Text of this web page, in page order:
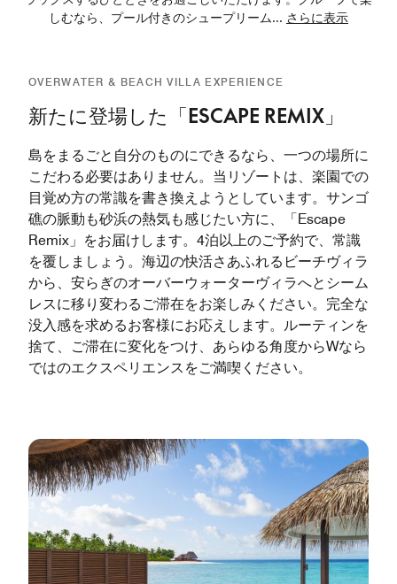
しむなら、プール付きのシュープリーム... さらに表示
OVERWATER & BEACH VILLA EXPERIENCE
新たに登場した「ESCAPE REMIX」
島をまるごと自分のものにできるなら、一つの場所に
こだわる必要はありません。当リゾートは、楽園での
目覚め方の常識を書き換えようとしています。サンゴ
礁の脈動も砂浜の熱気も感じたい方に、「Escape
Remix」をお届けします。4泊以上のご予約で、常識
を覆しましょう。海辺の快活さあふれるビーチヴィラ
から、安らぎのオーバーウォーターヴィラへとシーム
レスに移り変わるご滞在をお楽しみください。完全な
没入感を求めるお客様にお応えします。ルーティンを
捨て、ご滞在に変化をつけ、あらゆる角度からWなら
ではのエクスペリエンスをご満喫ください。